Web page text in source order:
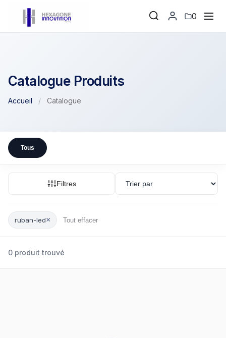
0
Catalogue Produits
Accueil / Catalogue
Tous
Filtres
ruban-led× Tout effacer
0 produit trouvé